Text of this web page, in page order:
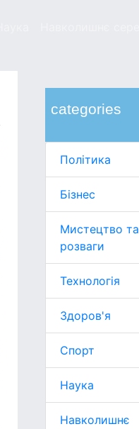
categories
Політика
Бізнес
Мистецтво та
розваги
Технологія
Здоров'я
Спорт
Наука
Навколишнє